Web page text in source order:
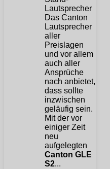
Das Canton
Lautsprecher
aller
Preislagen
und vor allem
auch aller
Ansprüche
nach anbietet,
dass sollte
inzwischen
geläufig sein.
Mit der vor
einiger Zeit
neu
aufgelegten
Canton GLE
S2...